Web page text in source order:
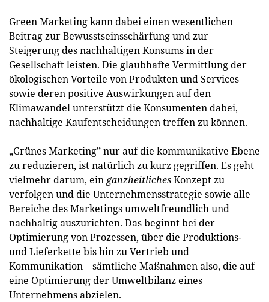
Green Marketing kann dabei einen wesentlichen
Beitrag zur Bewusstseinsschärfung und zur
Steigerung des nachhaltigen Konsums in der
Gesellschaft leisten. Die glaubhafte Vermittlung der
ökologischen Vorteile von Produkten und Services
sowie deren positive Auswirkungen auf den
Klimawandel unterstützt die Konsumenten dabei,
nachhaltige Kaufentscheidungen treffen zu können.
„Grünes Marketing” nur auf die kommunikative Ebene
zu reduzieren, ist natürlich zu kurz gegriffen. Es geht
vielmehr darum, ein ganzheitlichesKonzept zu
verfolgen und die Unternehmensstrategie sowie alle
Bereiche des Marketings umweltfreundlich und
nachhaltig auszurichten. Das beginnt bei der
Optimierung von Prozessen, über die Produktions-
und Lieferkette bis hin zu Vertrieb und
Kommunikation – sämtliche Maßnahmen also, die auf
eine Optimierung der Umweltbilanz eines
Unternehmens abzielen.